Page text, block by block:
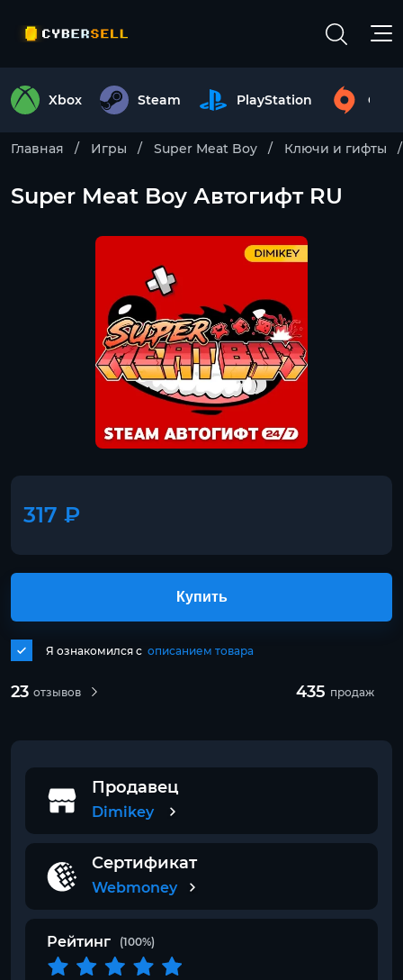
Xbox Steam PlayStation
Главная Игры Super Meat Boy Ключи и гифты
Super Meat Boy Автогифт RU
317 ₽
23 отзывов 435 продаж
Я ознакомился с описанием товара
Купить
Продавец
Dimikey
Сертификат
Webmoney
Рейтинг (100%)